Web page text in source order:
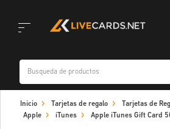
navigation
Inicio Tarjetas de regalo
Tarjetas de
Apple
iTunes Apple iTunes Gift Card